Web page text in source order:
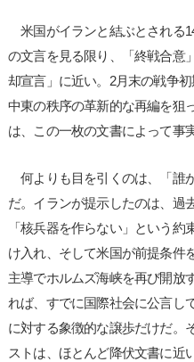
米国がイランと結ぶとされる
の文言を見る限り、「終戦合意
却宣言」に近い。2月末の戦争
中東の秩序の革新的な再編を狙
は、この一枚の文書によって事
何よりも目を引くのは、「誰
だ。イランが提示したのは、過
「核兵器を作らない」という
け入れ、そして米国が前提条件
主導でホルムズ海峡を再び開放
れば、すでに国際社会に公言し
に対する象徴的な譲歩だけだ。
ストは、ほとんど降伏文書に近